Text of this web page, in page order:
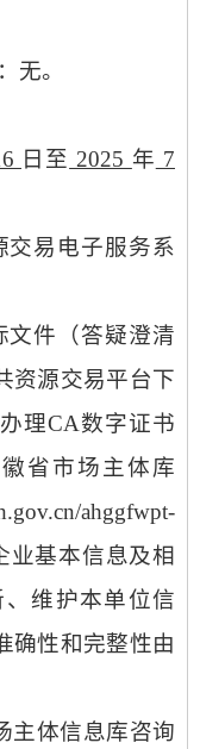
无。
日至 2025 年 7
交易电子服务系
文件（答疑澄清
资源交易平台下
理CA数字证书
省市场主体库
ahggfwpt-
业基本信息及相
维护本单位信
确性和完整性由
主体信息库咨询